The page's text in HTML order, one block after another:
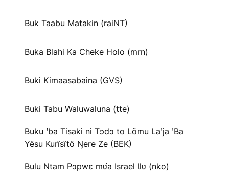
Buk Taabu Matakin (raiNT)
Buka Blahi Ka Cheke Holo (mrn)
Buki Kimaasabaina (GVS)
Buki Tabu Waluwaluna (tte)
Buku ꞌba Tisaki ni Tɔdɔ to Lömu Laꞌja ꞌBa
Yësu Kurïsïtö Ŋere Ze (BEK)
Bulu Ntam Pɔpwɛ mʋ́a Israel Ɩlʋ (nko)